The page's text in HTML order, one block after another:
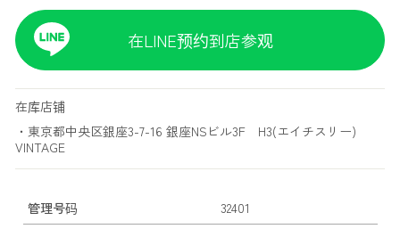
在LINE预约到店参观
在库店铺
・東京都中央区銀座3-7-16 銀座NSビル3F H3(エイチスリー)
VINTAGE
管理号码
32401